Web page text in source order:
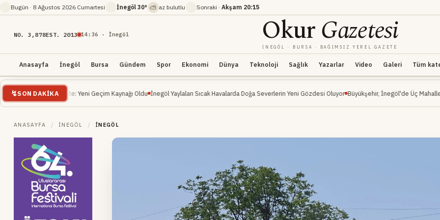
Bugün · 8 Ağustos 2026 Cumartesi İnegöl 30° ⛅ az bulutlu Sonraki · Akşam 20:15
NO. 3,878EST. 2013 14: 36 · İnegöl OkurGazetesi
İNEGÖL · BURSA · BAĞIMSIZ YEREL GAZETE
Anasayfa İnegöl Bursa Gündem Spor Ekonomi Dünya Teknoloji Sağlık Yazarlar Video Galeri Tüm
SON DAKIKA
Yeni Geçim Kaynağı Oldu İnegöl Yaylaları Sıcak Havalarda Doğa Severlerin Yeni Gözdesi Oluyor Büyükşehir, İnegöl'de Üç Mahalleyi Kapsayan
ANASAYFA / İNEGÖL / İNEGÖL